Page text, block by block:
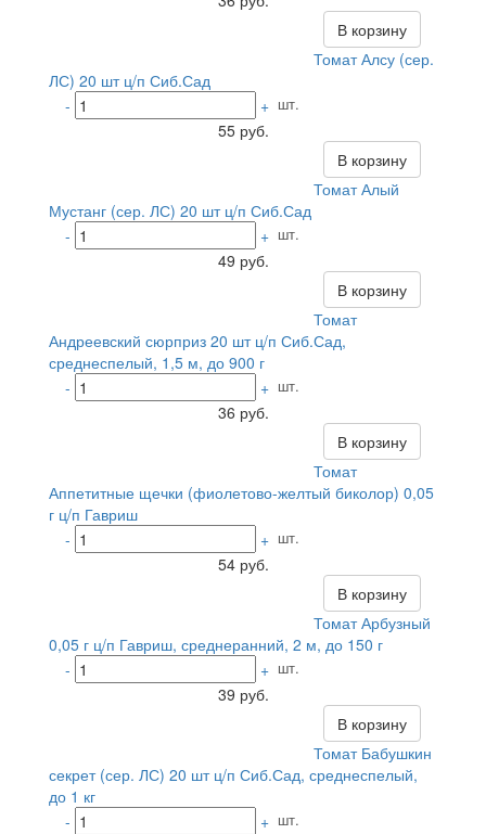
В корзину
Томат Алсу (сер.
ЛС) 20 шт ц/п Сиб.Сад
-
+ шт.
55 руб.
В корзину
Томат Алый
Мустанг (сер. ЛС) 20 шт ц/п Сиб.Сад
-
+ шт.
49 руб.
В корзину
Томат
Андреевский сюрприз 20 шт ц/п Сиб.Сад,
среднеспелый, 1,5 м, до 900 г
-
+ шт.
36 руб.
В корзину
Томат
Аппетитные щечки (фиолетово-желтый биколор) 0,05
г ц/п Гавриш
-
+ шт.
54 руб.
В корзину
Томат Арбузный
0,05 г ц/п Гавриш, среднеранний, 2 м, до 150 г
-
+ шт.
39 руб.
В корзину
Томат Бабушкин
секрет (сер. ЛС) 20 шт ц/п Сиб.Сад, среднеспелый,
до 1 кг
-
+ шт.